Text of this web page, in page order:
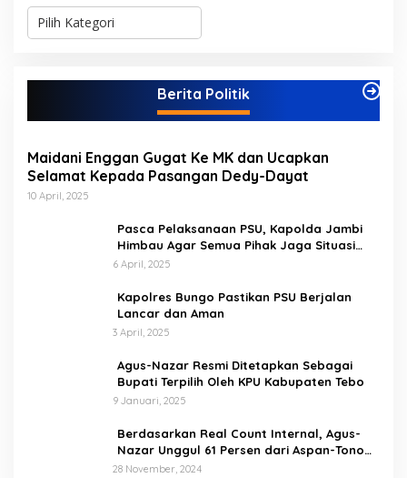
K
g
Berita Politik
Maidani Enggan Gugat Ke MK dan Ucapkan
Selamat Kepada Pasangan Dedy-Dayat
10 April, 2025
Pasca Pelaksanaan PSU, Kapolda Jambi
Himbau Agar Semua Pihak Jaga Situasi
Kamtibmas
6 April, 2025
Kapolres Bungo Pastikan PSU Berjalan
Lancar dan Aman
3 April, 2025
Agus-Nazar Resmi Ditetapkan Sebagai
Bupati Terpilih Oleh KPU Kabupaten Tebo
9 Januari, 2025
Berdasarkan Real Count Internal, Agus-
Nazar Unggul 61 Persen dari Aspan-Tono
Hanya 39 Persen
28 November, 2024